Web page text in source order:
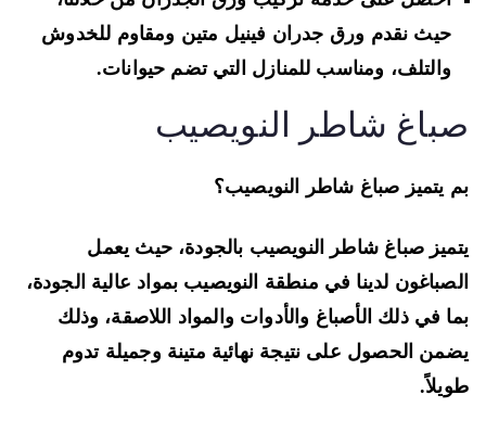
حيث نقدم ورق جدران فينيل متين ومقاوم للخدوش
والتلف، ومناسب للمنازل التي تضم حيوانات.
شاطر النويصيب
يتميز صباغ شاطر النويصيب؟
صباغ شاطر النويصيب بالجودة، حيث يعمل
لدينا في منطقة النويصيب بمواد عالية الجودة،
في ذلك الأصباغ والأدوات والمواد اللاصقة، وذلك
الحصول على نتيجة نهائية متينة وجميلة تدوم